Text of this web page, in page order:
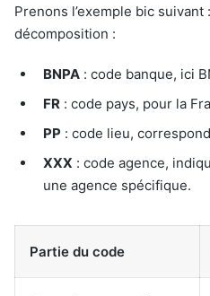
Prenons l’exemple bic suivant :
décomposition :
BNPA : code banque, ici
FR : code pays, pour la
PP : code lieu,
XXX : code agence,
une agence spécifique.
Partie du code